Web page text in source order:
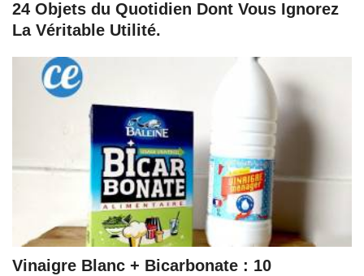
24 Objets du Quotidien Dont Vous Ignorez
La Véritable Utilité.
Vinaigre Blanc + Bicarbonate : 10